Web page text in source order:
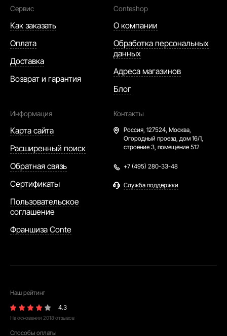
Сервис
Как заказать
Оплата
Доставка
Возврат и гарантия
Conteshop
О компании
Обработка персональных
данных
Адреса магазинов
Блог
Информация
Карта сайта
Расширенный поиск
Обратная связь
Сертификаты
Пользовательское
соглашение
Франшиза Conte
Контакты
Россия, 127524, Москва,
Огородный проезд, дом 16/1,
строение 3, помещение 512
+7 (495) 280-33-48
Служба поддержки
Наш рейтинг
4.3
На основании 2018 отзывов
Способы оплаты